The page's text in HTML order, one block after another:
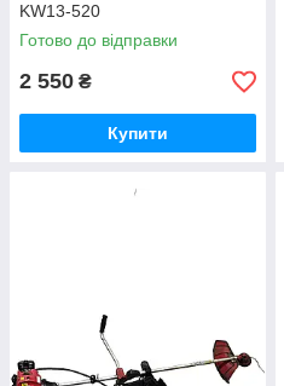
KW13-520
Готово до відправки
2 550 ₴
Купити